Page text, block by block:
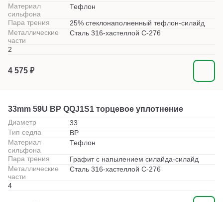
Материал
сильфона
Тефлон
Пара трения
25% стеклонаполненный тефлон-силайд
Металлические
части
Сталь 316-хастеллой С-276
2
4 575 ₽
33mm 59U BP QQJ1S1 торцевое уплотнение
Диаметр
33
Тип седла
BP
Материал
сильфона
Тефлон
Пара трения
Графит с напылением силайда-силайд
Металлические
части
Сталь 316-хастеллой С-276
4